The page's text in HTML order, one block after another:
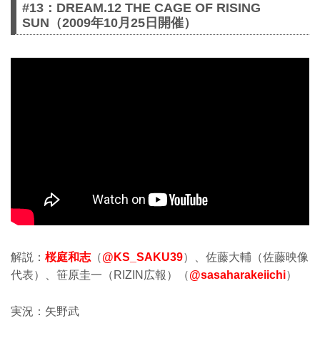
#13：DREAM.12 THE CAGE OF RISING
SUN（2009年10月25日開催）
解説： 桜庭和志 （@KS_SAKU39）、佐藤大輔（佐藤映像
代表）、笹原圭一（RIZIN広報）（@sasaharakeiichi）
実況：矢野武